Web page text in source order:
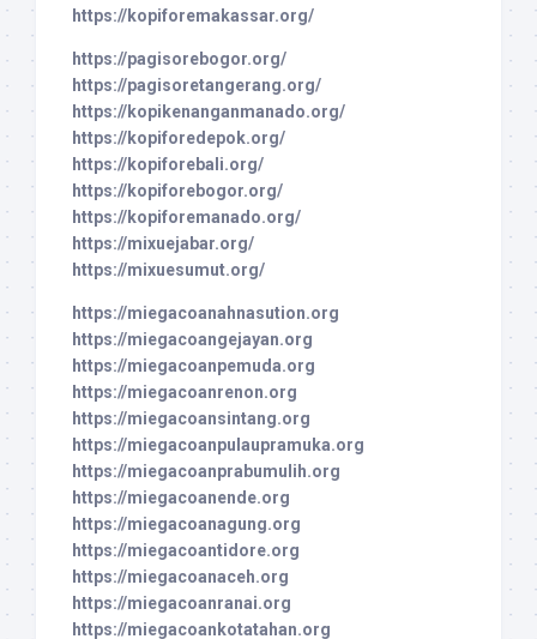
https://kopiforemakassar.org/
https://pagisorebogor.org/
https://pagisoretangerang.org/
https://kopikenanganmanado.org/
https://kopiforedepok.org/
https://kopiforebali.org/
https://kopiforebogor.org/
https://kopiforemanado.org/
https://mixuejabar.org/
https://mixuesumut.org/
https://miegacoanahnasution.org
https://miegacoangejayan.org
https://miegacoanpemuda.org
https://miegacoanrenon.org
https://miegacoansintang.org
https://miegacoanpulaupramuka.org
https://miegacoanprabumulih.org
https://miegacoanende.org
https://miegacoanagung.org
https://miegacoantidore.org
https://miegacoanaceh.org
https://miegacoanranai.org
https://miegacoankotatahan.org